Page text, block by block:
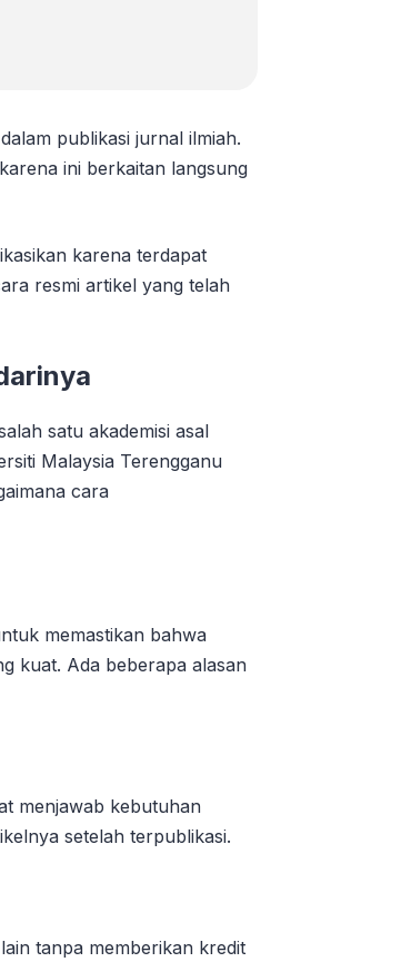
publikasi jurnal ilmiah.
ini berkaitan langsung
karena terdapat
resmi artikel yang telah
satu akademisi asal
Malaysia Terengganu
cara
memastikan bahwa
kuat. Ada beberapa alasan
menjawab kebutuhan
setelah terpublikasi.
tanpa memberikan kredit